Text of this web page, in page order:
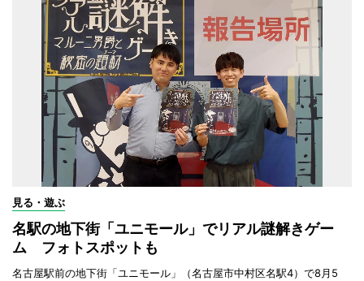
見る・遊ぶ
名駅の地下街「ユニモール」でリアル謎解きゲー
ム フォトスポットも
名古屋駅前の地下街「ユニモール」（名古屋市中村区名駅4）で8月5